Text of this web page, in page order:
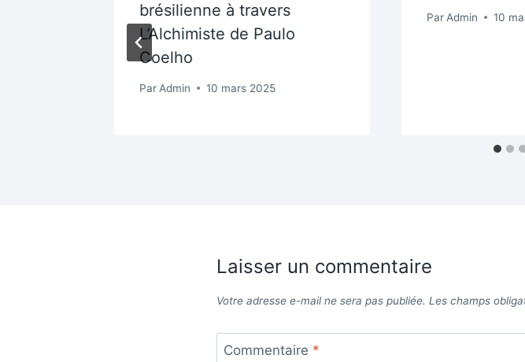
brésilienne à travers
L’Alchimiste de Paulo
Coelho
Par Admin 10 mars 2025
Par Admin 10
Laisser un commentaire
Votre adresse e-mail ne sera pas publiée. Les champs
Commentaire *